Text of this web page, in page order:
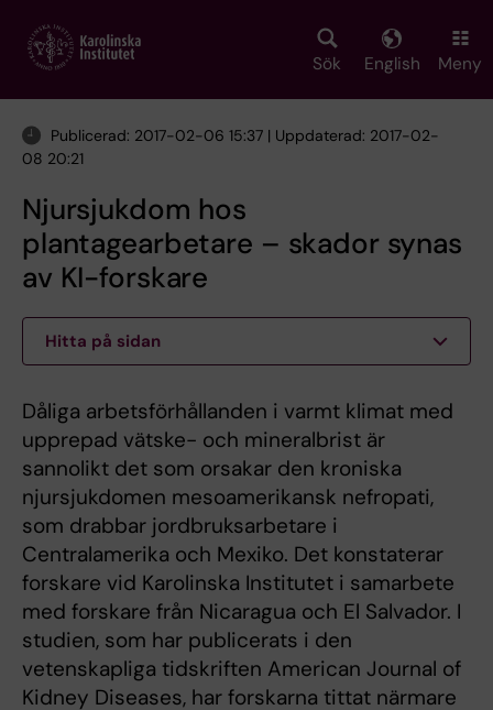
main
Sök English Meny
Publicerad: 2017-02-06 15:37 | Uppdaterad: 2017-02-
08 20:21
Njursjukdom hos
plantagearbetare – skador synas
av KI-forskare
Hitta på sidan
Dåliga arbetsförhållanden i varmt klimat med
upprepad vätske- och mineralbrist är
sannolikt det som orsakar den kroniska
njursjukdomen mesoamerikansk nefropati,
som drabbar jordbruksarbetare i
Centralamerika och Mexiko. Det konstaterar
forskare vid Karolinska Institutet i samarbete
med forskare från Nicaragua och El Salvador. I
studien, som har publicerats i den
vetenskapliga tidskriften American Journal of
Kidney Diseases, har forskarna tittat närmare